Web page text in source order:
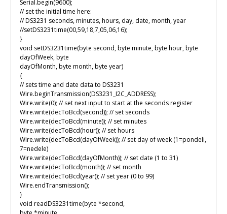
Serial.begin(9600);
// set the initial time here:
// DS3231 seconds, minutes, hours, day, date, month, year
//setDS3231time(00,59,18,7,05,06,16);
}
void setDS3231time(byte second, byte minute, byte hour, byte
dayOfWeek, byte
dayOfMonth, byte month, byte year)
{
// sets time and date data to DS3231
Wire.beginTransmission(DS3231_I2C_ADDRESS);
Wire.write(0); // set next input to start at the seconds register
Wire.write(decToBcd(second)); // set seconds
Wire.write(decToBcd(minute)); // set minutes
Wire.write(decToBcd(hour)); // set hours
Wire.write(decToBcd(dayOfWeek)); // set day of week (1=pondeli,
7=nedele)
Wire.write(decToBcd(dayOfMonth)); // set date (1 to 31)
Wire.write(decToBcd(month)); // set month
Wire.write(decToBcd(year)); // set year (0 to 99)
Wire.endTransmission();
}
void readDS3231time(byte *second,